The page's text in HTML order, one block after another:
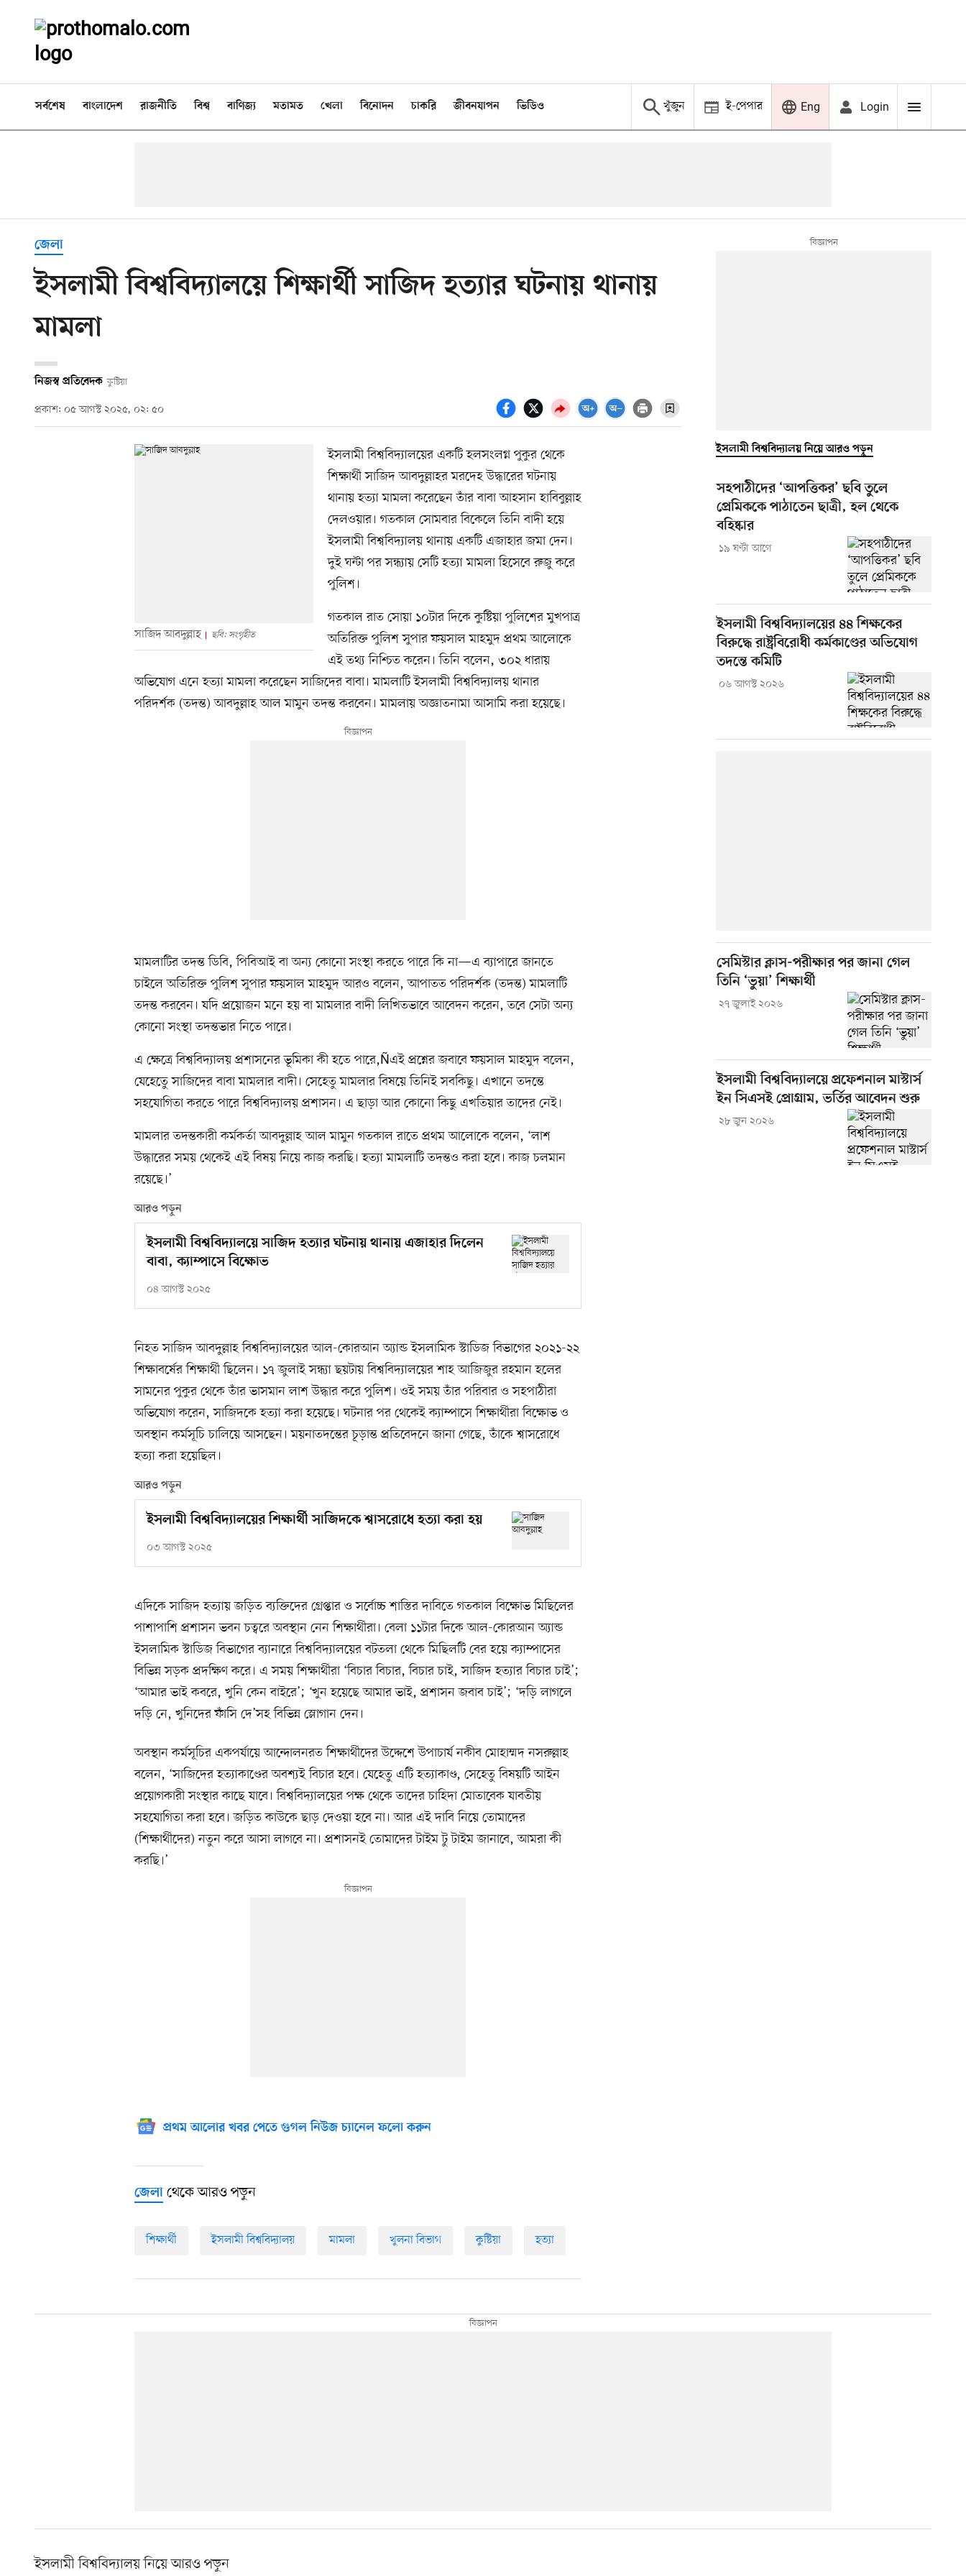
সর্বশেষ বাংলাদেশ রাজনীতি বিশ্ব বাণিজ্য মতামত খেলা বিনোদন চাকরি জীবনযাপন ভিডিও খুঁজুন ই-পেপার Eng Login
জেলা
ইসলামী বিশ্ববিদ্যালয়ে শিক্ষার্থী সাজিদ হত্যার ঘটনায় থানায়
মামলা
নিজস্ব প্রতিবেদক কুষ্টিয়া
প্রকাশ: ০৫ আগস্ট ২০২৫, ০২: ৫০
সাজিদ আবদুল্লাহ ছবি: সংগৃহীত
ইসলামী বিশ্ববিদ্যালয়ের একটি হলসংলগ্ন পুকুর থেকে
শিক্ষার্থী সাজিদ আবদুল্লাহর মরদেহ উদ্ধারের ঘটনায়
থানায় হত্যা মামলা করেছেন তাঁর বাবা আহসান হাবিবুল্লাহ
দেলওয়ার। গতকাল সোমবার বিকেলে তিনি বাদী হয়ে
ইসলামী বিশ্ববিদ্যালয় থানায় একটি এজাহার জমা দেন।
দুই ঘন্টা পর সন্ধ্যায় সেটি হত্যা মামলা হিসেবে রুজু করে
পুলিশ।
গতকাল রাত সোয়া ১০টার দিকে কুষ্টিয়া পুলিশের মুখপাত্র
অতিরিক্ত পুলিশ সুপার ফয়সাল মাহমুদ প্রথম আলোকে
এই তথ্য নিশ্চিত করেন। তিনি বলেন, ৩০২ ধারায়
অভিযোগ এনে হত্যা মামলা করেছেন সাজিদের বাবা। মামলাটি ইসলামী বিশ্ববিদ্যালয় থানার
পরিদর্শক (তদন্ত) আবদুল্লাহ আল মামুন তদন্ত করবেন। মামলায় অজ্ঞাতনামা আসামি করা হয়েছে।
মামলাটির তদন্ত ডিবি, পিবিআই বা অন্য কোনো সংস্থা করতে পারে কি না—এ ব্যাপারে জানতে
চাইলে অতিরিক্ত পুলিশ সুপার ফয়সাল মাহমুদ আরও বলেন, আপাতত পরিদর্শক (তদন্ত) মামলাটি
তদন্ত করবেন। যদি প্রয়োজন মনে হয় বা মামলার বাদী লিখিতভাবে আবেদন করেন, তবে সেটা অন্য
কোনো সংস্থা তদন্তভার নিতে পারে।
এ ক্ষেত্রে বিশ্ববিদ্যালয় প্রশাসনের ভূমিকা কী হতে পারে,Ñএই প্রশ্নের জবাবে ফয়সাল মাহমুদ বলেন,
যেহেতেু সাজিদের বাবা মামলার বাদী। সেহেতু মামলার বিষয়ে তিনিই সবকিছু। এখানে তদন্তে
সহযোগিতা করতে পারে বিশ্ববিদ্যালয় প্রশাসন। এ ছাড়া আর কোনো কিছু এখতিয়ার তাদের নেই।
মামলার তদন্তকারী কর্মকর্তা আবদুল্লাহ আল মামুন গতকাল রাতে প্রথম আলোকে বলেন, ‘লাশ
উদ্ধারের সময় থেকেই এই বিষয় নিয়ে কাজ করছি। হত্যা মামলাটি তদন্তও করা হবে। কাজ চলমান
রয়েছে।’
আরও পড়ুন
ইসলামী বিশ্ববিদ্যালয়ে সাজিদ হত্যার ঘটনায় থানায় এজাহার দিলেন
বাবা, ক্যাম্পাসে বিক্ষোভ
০৪ আগস্ট ২০২৫
নিহত সাজিদ আবদুল্লাহ বিশ্ববিদ্যালয়ের আল-কোরআন অ্যান্ড ইসলামিক স্টাডিজ বিভাগের ২০২১-২২
শিক্ষাবর্ষের শিক্ষার্থী ছিলেন। ১৭ জুলাই সন্ধ্যা ছয়টায় বিশ্ববিদ্যালয়ের শাহ আজিজুর রহমান হলের
সামনের পুকুর থেকে তাঁর ভাসমান লাশ উদ্ধার করে পুলিশ। ওই সময় তাঁর পরিবার ও সহপাঠীরা
অভিযোগ করেন, সাজিদকে হত্যা করা হয়েছে। ঘটনার পর থেকেই ক্যাম্পাসে শিক্ষার্থীরা বিক্ষোভ ও
অবস্থান কর্মসূচি চালিয়ে আসছেন। ময়নাতদন্তের চূড়ান্ত প্রতিবেদনে জানা গেছে, তাঁকে শ্বাসরোধে
হত্যা করা হয়েছিল।
আরও পড়ুন
ইসলামী বিশ্ববিদ্যালয়ের শিক্ষার্থী সাজিদকে শ্বাসরোধে হত্যা করা হয়
০৩ আগস্ট ২০২৫
এদিকে সাজিদ হত্যায় জড়িত ব্যক্তিদের গ্রেপ্তার ও সর্বোচ্চ শাস্তির দাবিতে গতকাল বিক্ষোভ মিছিলের
পাশাপাশি প্রশাসন ভবন চত্বরে অবস্থান নেন শিক্ষার্থীরা। বেলা ১১টার দিকে আল-কোরআন অ্যান্ড
ইসলামিক স্টাডিজ বিভাগের ব্যানারে বিশ্ববিদ্যালয়ের বটতলা থেকে মিছিলটি বের হয়ে ক্যাম্পাসের
বিভিন্ন সড়ক প্রদক্ষিণ করে। এ সময় শিক্ষার্থীরা ‘বিচার বিচার, বিচার চাই, সাজিদ হত্যার বিচার চাই’;
‘আমার ভাই কবরে, খুনি কেন বাইরে’; ‘খুন হয়েছে আমার ভাই, প্রশাসন জবাব চাই’; ‘দড়ি লাগলে
দড়ি নে, খুনিদের ফাঁসি দে’সহ বিভিন্ন স্লোগান দেন।
অবস্থান কর্মসূচির একপর্যায়ে আন্দোলনরত শিক্ষার্থীদের উদ্দেশে উপাচার্য নকীব মোহাম্মদ নসরুল্লাহ
বলেন, ‘সাজিদের হত্যাকাণ্ডের অবশ্যই বিচার হবে। যেহেতু এটি হত্যাকাণ্ড, সেহেতু বিষয়টি আইন
প্রয়োগকারী সংস্থার কাছে যাবে। বিশ্ববিদ্যালয়ের পক্ষ থেকে তাদের চাহিদা মোতাবেক যাবতীয়
সহযোগিতা করা হবে। জড়িত কাউকে ছাড় দেওয়া হবে না। আর এই দাবি নিয়ে তোমাদের
(শিক্ষার্থীদের) নতুন করে আসা লাগবে না। প্রশাসনই তোমাদের টাইম টু টাইম জানাবে, আমরা কী
করছি।’
প্রথম আলোর খবর পেতে গুগল নিউজ চ্যানেল ফলো করুন
জেলা থেকে আরও পড়ুন
শিক্ষার্থী ইসলামী বিশ্ববিদ্যালয় মামলা খুলনা বিভাগ কুষ্টিয়া হত্যা
ইসলামী বিশ্ববিদ্যালয় নিয়ে আরও পড়ুন
সহপাঠীদের ‘আপত্তিকর’ ছবি তুলে
প্রেমিককে পাঠাতেন ছাত্রী, হল থেকে
বহিষ্কার
১৯ ঘণ্টা আগে
ইসলামী বিশ্ববিদ্যালয়ের ৪৪ শিক্ষকের
বিরুদ্ধে রাষ্ট্রবিরোধী কর্মকাণ্ডের অভিযোগ
তদন্তে কমিটি
০৬ আগস্ট ২০২৬
সেমিস্টার ক্লাস-পরীক্ষার পর জানা গেল
তিনি ‘ভুয়া’ শিক্ষার্থী
২৭ জুলাই ২০২৬
ইসলামী বিশ্ববিদ্যালয়ে প্রফেশনাল মাস্টার্স
ইন সিএসই প্রোগ্রাম, ভর্তির আবেদন শুরু
২৮ জুন ২০২৬
ইসলামী বিশ্ববিদ্যালয় নিয়ে আরও পড়ুন